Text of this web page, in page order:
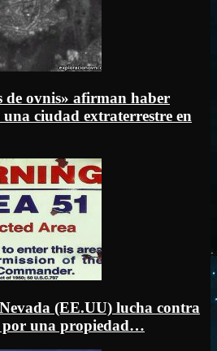
de ovnis» afirman haber
ciudad extraterrestre en
(EE.UU) lucha contra
por una propiedad…